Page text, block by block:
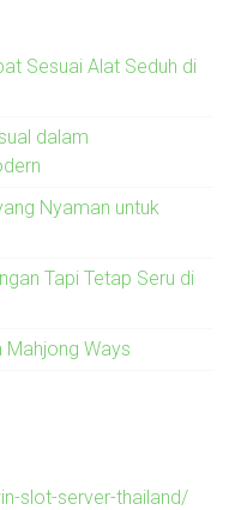
Sesuai Alat Seduh di
dalam
Nyaman untuk
Tapi Tetap Seru di
Mahjong Ways
slot-server-thailand/